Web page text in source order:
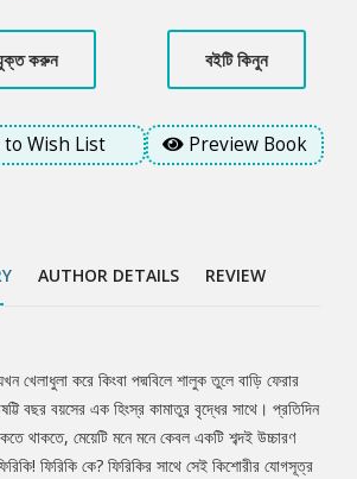
সেই কিশোরীর যোগসূত্র কোথায়? পড়ুন রুমানা বৈশাখীর
গল্প 'ফিরিকি' শুধুমাত্র বইঘরে!
যুক্ত করুন বইটি কিনুন
to Wish List Preview Book
AUTHOR DETAILS REVIEW
খেলাধুলা করে কিংবা পদ্মবিলে শালুক তুলে বাড়ি ফেরার
বছর বয়সের এক হিংস্র কামাতুর বৃদ্ধের সাথে। প্রতিদিন
থাকতে, মেয়েটি মনে মনে কেবল একটি শব্দই উচ্চারণ
ফিরিকি কে? ফিরিকির সাথে সেই কিশোরীর যোগসূত্র